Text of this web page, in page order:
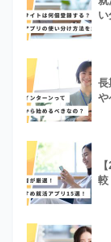
い
長
や
較